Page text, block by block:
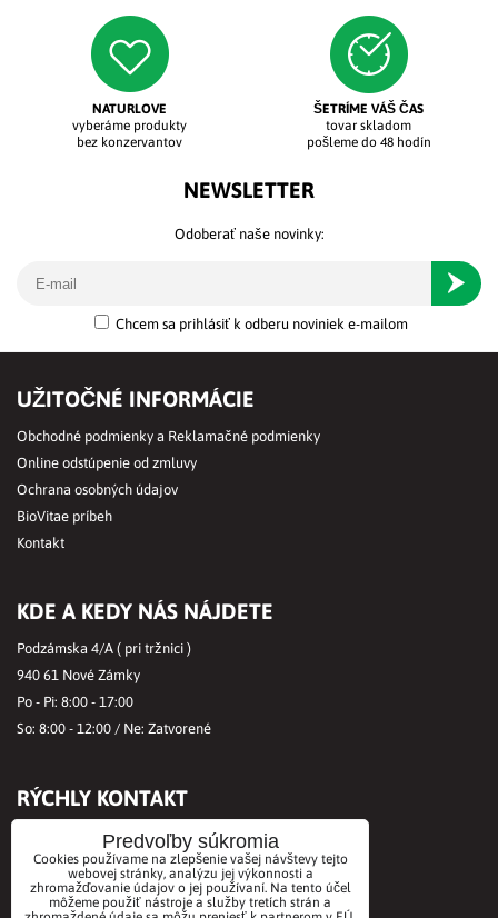
NATURLOVE
vyberáme produkty
bez konzervantov
ŠETRÍME VÁŠ ČAS
tovar skladom
pošleme do 48 hodín
NEWSLETTER
Odoberať naše novinky:
Chcem sa prihlásiť k odberu noviniek e-mailom
UŽITOČNÉ INFORMÁCIE
Obchodné podmienky a Reklamačné podmienky
Online odstúpenie od zmluvy
Ochrana osobných údajov
BioVitae príbeh
Kontakt
KDE A KEDY NÁS NÁJDETE
Podzámska 4/A ( pri tržnici )
940 61 Nové Zámky
Po - Pi: 8:00 - 17:00
So: 8:00 - 12:00 / Ne: Zatvorené
RÝCHLY KONTAKT
+421356421513
Mobil:+421901712584
Email:office@biovitae.sk
Predvoľby súkromia
Cookies používame na zlepšenie vašej návštevy tejto
webovej stránky, analýzu jej výkonnosti a
zhromažďovanie údajov o jej používaní. Na tento účel
môžeme použiť nástroje a služby tretích strán a